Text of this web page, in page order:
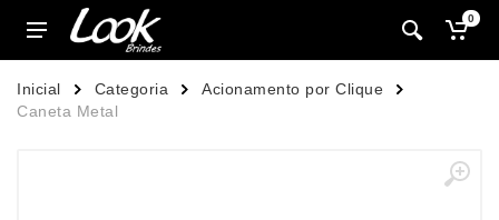
0
Inicial Categoria
Acionamento por Clique
Caneta Metal